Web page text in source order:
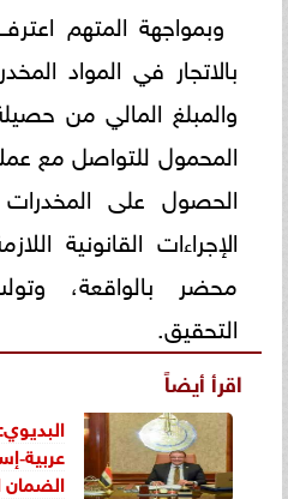
وبمواجهة المتهم
بالاتجار في المواد
والمبلغ المالي من
المحمول للتواصل مع
الحصول على
الإجراءات القانونية
محضر بالواقعة،
التحقيق.
اقرأ أيضاً